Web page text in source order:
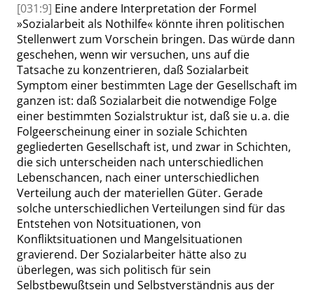
[031:9] Eine andere Interpretation der Formel
»Sozialarbeit als Nothilfe« könnte ihren politischen
Stellenwert zum Vorschein bringen. Das würde dann
geschehen, wenn wir versuchen, uns auf die
Tatsache zu konzentrieren, daß Sozialarbeit
Symptom einer bestimmten Lage der Gesellschaft im
ganzen ist: daß Sozialarbeit die notwendige Folge
einer bestimmten Sozialstruktur ist, daß sie u. a. die
Folgeerscheinung einer in soziale Schichten
gegliederten Gesellschaft ist, und zwar in Schichten,
die sich unterscheiden nach unterschiedlichen
Lebenschancen, nach einer unterschiedlichen
Verteilung auch der materiellen Güter. Gerade
solche unterschiedlichen Verteilungen sind für das
Entstehen von Notsituationen, von
Konfliktsituationen und Mangelsituationen
gravierend. Der Sozialarbeiter hätte also zu
überlegen, was sich politisch für sein
Selbstbewußtsein und Selbstverständnis aus der